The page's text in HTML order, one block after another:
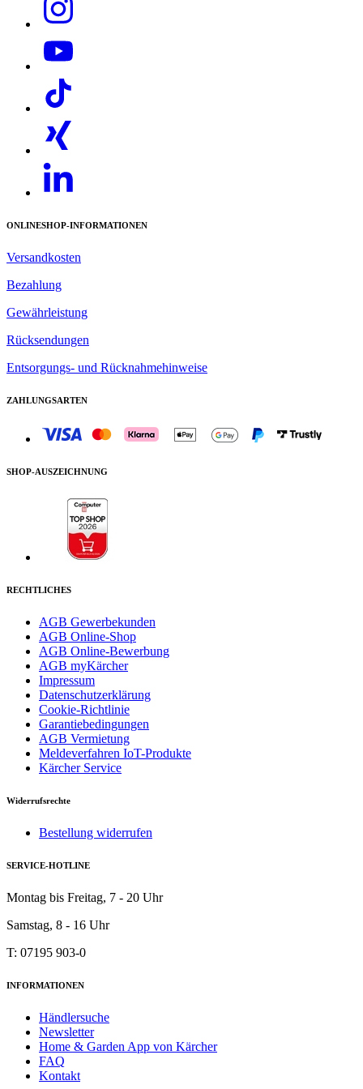
ONLINESHOP-INFORMATIONEN
Versandkosten
Bezahlung
Gewährleistung
Rücksendungen
Entsorgungs- und Rücknahmehinweise
ZAHLUNGSARTEN
SHOP-AUSZEICHNUNG
RECHTLICHES
AGB Gewerbekunden
AGB Online-Shop
AGB Online-Bewerbung
AGB myKärcher
Impressum
Datenschutzerklärung
Cookie-Richtlinie
Garantiebedingungen
AGB Vermietung
Meldeverfahren IoT-Produkte
Kärcher Service
Widerrufsrechte
Bestellung widerrufen
SERVICE-HOTLINE
Montag bis Freitag, 7 - 20 Uhr
Samstag, 8 - 16 Uhr
T: 07195 903-0
INFORMATIONEN
Händlersuche
Newsletter
Home & Garden App von Kärcher
FAQ
Kontakt